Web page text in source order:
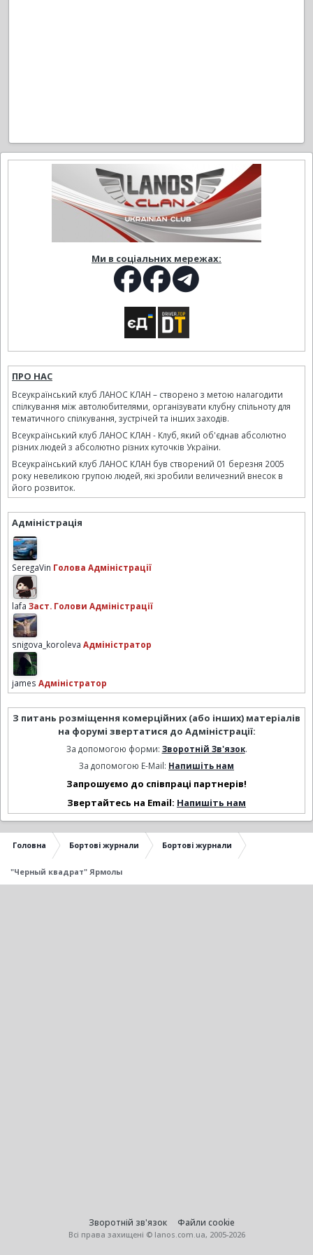
Ми в соціальних мережах:
ПРО НАС
Всеукраїнський клуб ЛАНОС КЛАН – створено з метою налагодити
спілкування між автолюбителями, організувати клубну спільноту для
тематичного спілкування, зустрічей та інших заходів.
Всеукраїнський клуб ЛАНОС КЛАН - Клуб, який об'єднав абсолютно
різних людей з абсолютно різних куточків України.
Всеукраїнський клуб ЛАНОС КЛАН був створений 01 березня 2005
року невеликою групою людей, які зробили величезний внесок в
його розвиток.
Адміністрація
SeregaVin Голова Адміністрації
lafa Заст. Голови Адміністрації
snigova_koroleva Адміністратор
james Адміністратор
З питань розміщення комерційних (або інших) матеріалів
на форумі звертатися до Адміністрації:
За допомогою форми: Зворотній Зв'язок.
За допомогою E-Mail: Напишіть нам
Запрошуємо до співпраці партнерів!
Звертайтесь на Email: Напишіть нам
Головна Бортові журнали Бортові журнали
"Черный квадрат" Ярмолы
Зворотній зв'язок Файли cookie
Всі права захищені © lanos.com.ua, 2005-2026